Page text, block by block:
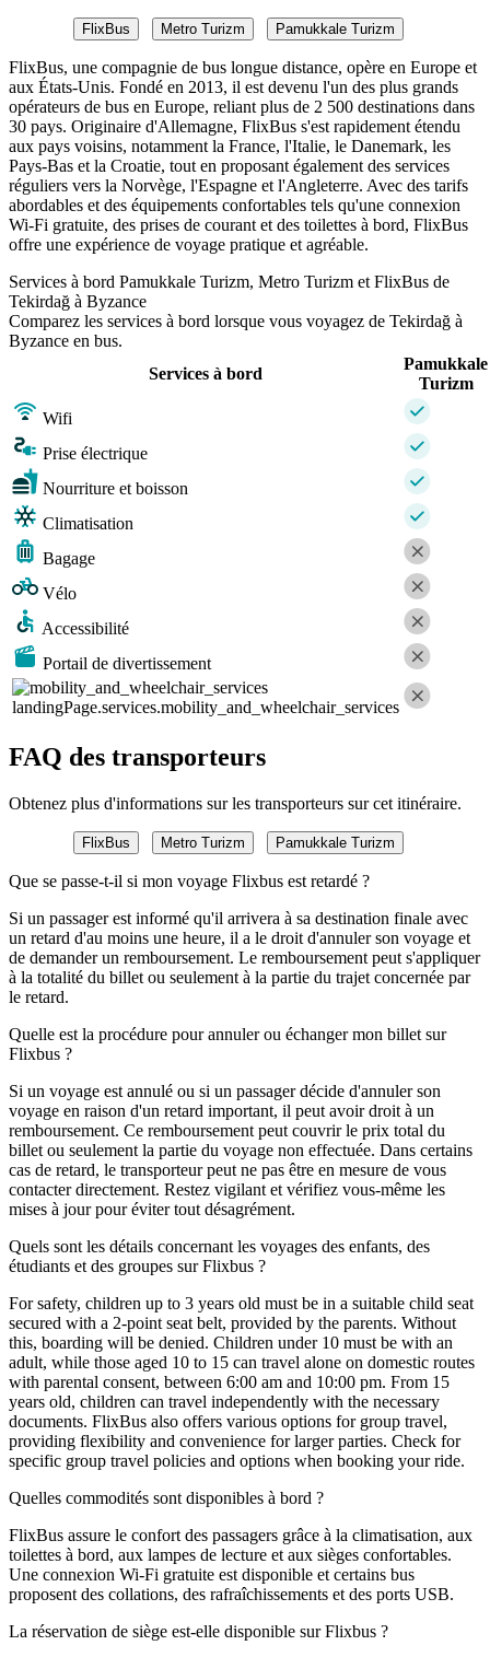
FlixBus Metro Turizm Pamukkale Turizm
FlixBus, une compagnie de bus longue distance, opère en Europe et
aux États-Unis. Fondé en 2013, il est devenu l'un des plus grands
opérateurs de bus en Europe, reliant plus de 2 500 destinations dans
30 pays. Originaire d'Allemagne, FlixBus s'est rapidement étendu
aux pays voisins, notamment la France, l'Italie, le Danemark, les
Pays-Bas et la Croatie, tout en proposant également des services
réguliers vers la Norvège, l'Espagne et l'Angleterre. Avec des tarifs
abordables et des équipements confortables tels qu'une connexion
Wi-Fi gratuite, des prises de courant et des toilettes à bord, FlixBus
offre une expérience de voyage pratique et agréable.
Services à bord Pamukkale Turizm, Metro Turizm et FlixBus de
Tekirdağ à Byzance
Comparez les services à bord lorsque vous voyagez de Tekirdağ à
Byzance en bus.
Services à bord
Pamukkale
Turizm
Wifi
Prise électrique
Nourriture et boisson
Climatisation
Bagage
Vélo
Accessibilité
Portail de divertissement
landingPage.services.mobility_and_wheelchair_services
FAQ des transporteurs
Obtenez plus d'informations sur les transporteurs sur cet itinéraire.
FlixBus Metro Turizm Pamukkale Turizm
Que se passe-t-il si mon voyage Flixbus est retardé ?
Si un passager est informé qu'il arrivera à sa destination finale avec
un retard d'au moins une heure, il a le droit d'annuler son voyage et
de demander un remboursement. Le remboursement peut s'appliquer
à la totalité du billet ou seulement à la partie du trajet concernée par
le retard.
Quelle est la procédure pour annuler ou échanger mon billet sur
Flixbus ?
Si un voyage est annulé ou si un passager décide d'annuler son
voyage en raison d'un retard important, il peut avoir droit à un
remboursement. Ce remboursement peut couvrir le prix total du
billet ou seulement la partie du voyage non effectuée. Dans certains
cas de retard, le transporteur peut ne pas être en mesure de vous
contacter directement. Restez vigilant et vérifiez vous-même les
mises à jour pour éviter tout désagrément.
Quels sont les détails concernant les voyages des enfants, des
étudiants et des groupes sur Flixbus ?
For safety, children up to 3 years old must be in a suitable child seat
secured with a 2-point seat belt, provided by the parents. Without
this, boarding will be denied. Children under 10 must be with an
adult, while those aged 10 to 15 can travel alone on domestic routes
with parental consent, between 6:00 am and 10:00 pm. From 15
years old, children can travel independently with the necessary
documents. FlixBus also offers various options for group travel,
providing flexibility and convenience for larger parties. Check for
specific group travel policies and options when booking your ride.
Quelles commodités sont disponibles à bord ?
FlixBus assure le confort des passagers grâce à la climatisation, aux
toilettes à bord, aux lampes de lecture et aux sièges confortables.
Une connexion Wi-Fi gratuite est disponible et certains bus
proposent des collations, des rafraîchissements et des ports USB.
La réservation de siège est-elle disponible sur Flixbus ?